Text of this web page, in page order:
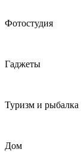
Фотостудия
Гаджеты
Туризм и рыбалка
Дом